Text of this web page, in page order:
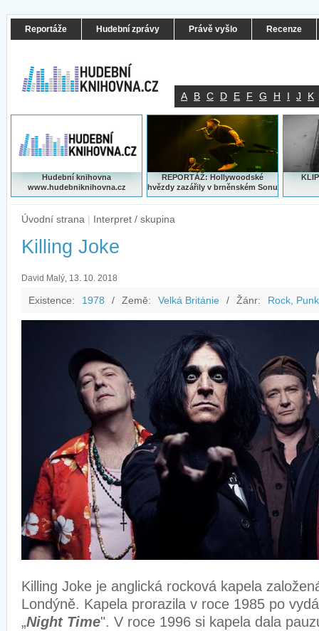
Reportáže Hudební zprávy Právě vyšlo Recenze
A B C D E F G H I J K
Hudební knihovna
www.hudebniknihovna.cz
REPORTÁŽ: Hollywoodské
hvězdy zazářily v brněnském Sonu
Úvodní strana | Interpret / skupina
Killing Joke
David Malý, 13. 10. 2018
Existence: 1978 / Země: Velká Británie / Žánr: Rock, Punk
Killing Joke je anglická rocková kapela
Londýně. Kapela prorazila v roce 1985 po
„Night Time". V roce 1996 si kapela dala